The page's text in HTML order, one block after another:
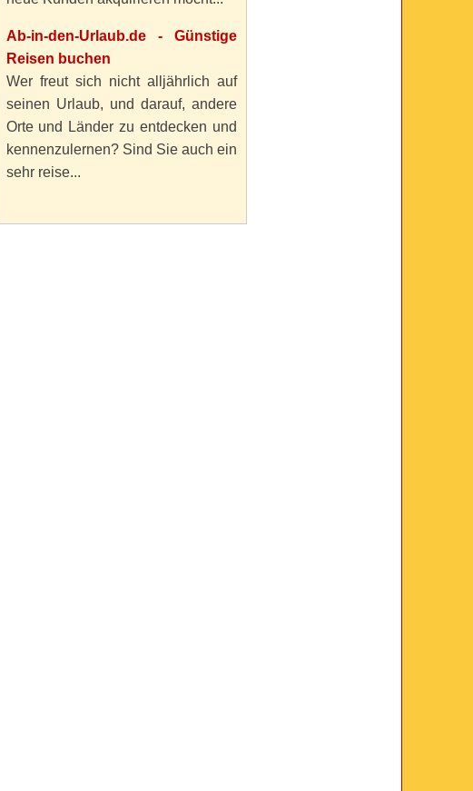
Ab-in-den-Urlaub.de - Günstige
Reisen buchen
Wer freut sich nicht alljährlich auf
seinen Urlaub, und darauf, andere
Orte und Länder zu entdecken und
kennenzulernen? Sind Sie auch ein
sehr reise...